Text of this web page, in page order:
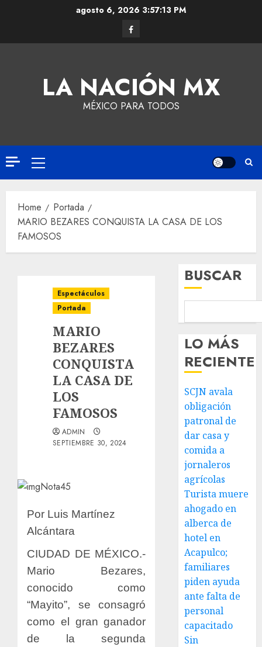
agosto 6, 2026 3:57:14 PM
LA NACIÓN MX
MÉXICO PARA TODOS
Home
Portada
MARIO BEZARES CONQUISTA LA CASA DE LOS
FAMOSOS
Espectáculos
Portada
MARIO
BEZARES
CONQUISTA
LA CASA DE
LOS
FAMOSOS
ADMIN
SEPTIEMBRE 30, 2024
Por Luis Martínez
Alcántara
CIUDAD DE MÉXICO.-
Mario Bezares,
conocido como
“Mayito”, se consagró
como el gran ganador
de la segunda
BUSCAR
LO MÁS
RECIENTE
SCJN avala
obligación
patronal de
dar casa y
comida a
jornaleros
agrícolas
Turista muere
ahogado en
alberca de
hotel en
Acapulco;
familiares
piden ayuda
ante falta de
personal
capacitado
Sin